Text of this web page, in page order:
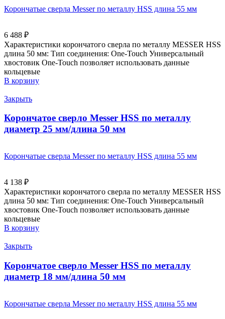
Корончатые сверла Messer по металлу HSS длина 55 мм
6 488 ₽
Характеристики корончатого сверла по металлу MESSER HSS
длина 50 мм: Тип соединения: One-Touch Универсальный
хвостовик Оne-Touch позволяет использовать данные
кольцевые
В корзину
Закрыть
Корончатое сверло Messer HSS по металлу
диаметр 25 мм/длина 50 мм
Корончатые сверла Messer по металлу HSS длина 55 мм
4 138 ₽
Характеристики корончатого сверла по металлу MESSER HSS
длина 50 мм: Тип соединения: One-Touch Универсальный
хвостовик Оne-Touch позволяет использовать данные
кольцевые
В корзину
Закрыть
Корончатое сверло Messer HSS по металлу
диаметр 18 мм/длина 50 мм
Корончатые сверла Messer по металлу HSS длина 55 мм